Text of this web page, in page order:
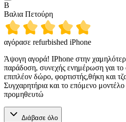
Β
Βαλια Πετούρη
αγόρασε refurbished iPhone
Άψογη αγορά! IPhone στην
παράδοση, συνεχής ενημέρωση γαι το
επιπλέον δώρο, φορτιστής,θήκη και
Συγχαρητήρια και το επόμενο
προμηθευτώ
Διάβασε όλο